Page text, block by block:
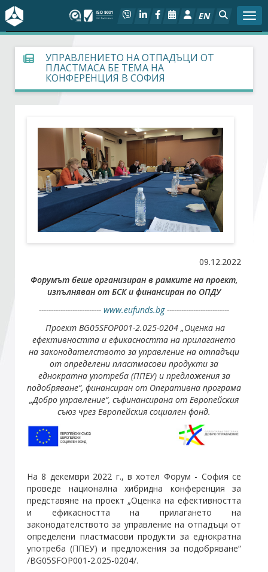
EN
За БСК
На фокус
Социален диалог
Дейности
Арбитражен съд
Абонирайте се!
УПРАВЛЕНИЕТО НА ОТПАДЪЦИ ОТ
ПЛАСТМАСА БЕ ТЕМА НА
КОНФЕРЕНЦИЯ В СОФИЯ
09.12.2022
Форумът беше организиран в рамките на проект,
изпълняван от БСК и финансиран по ОПДУ
-------------------------- www.eufunds.bg--------------------------
Проект BG05SFOP001-2.025-0204 „Оценка на
ефективността и ефикасността на прилагането
на законодателството за управление на отпадъци
от определени пластмасови продукти за
еднократна употреба (ППЕУ) и предложения за
подобряване“, финансиран от Оперативна програма
„Добро управление“, съфинансирана от Европейския
съюз чрез Европейския социален фонд.
На 8 декември 2022 г., в хотел Форум - София се
проведе национална хибридна конференция за
представяне на проект „Оценка на ефективността
и ефикасността на прилагането на
законодателството за управление на отпадъци от
определени пластмасови продукти за еднократна
употреба (ППЕУ) и предложения за подобряване“
/BG05SFOP001-2.025-0204/.